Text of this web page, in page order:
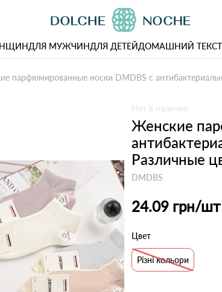
ДЛЯ МУЖЧИНДЛЯ ДЕТЕЙДОМАШНИЙ
парфюмированные носки DMDBS с
Нет в наличии
Женские
Различные
DMDBS
24.09 грн/шт
Цвет
Різні кольори